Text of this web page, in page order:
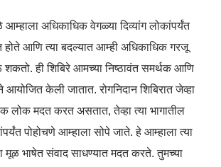
अधिकाधिक वेगळ्या दिव्यांग लोकांपर्यंत
होते आणि त्या बदल्यात आम्ही अधिकाधिक गरजू
ही शिबिरे आमच्या निष्ठावंत समर्थक आणि
आयोजित केली जातात. रोगनिदान शिबिरात जेव्हा
लोक मदत करत असतात, तेव्हा त्या भागातील
पोहोचणे आम्हाला सोपे जाते. हे आम्हाला त्या
मूळ भाषेत संवाद साधण्यात मदत करते. तुमच्या